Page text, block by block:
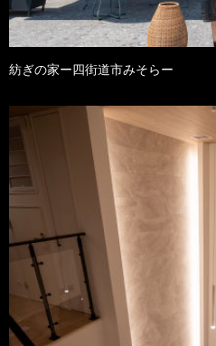
紡ぎの家ー四街道市みそらー